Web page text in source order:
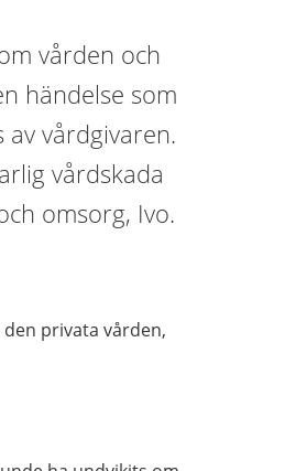
vården och
händelse som
vårdgivaren.
vårdskada
omsorg, Ivo.
privata vården,